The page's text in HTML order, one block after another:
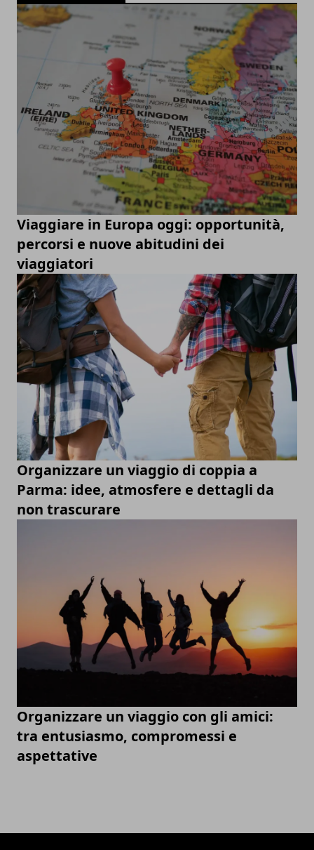
Viaggiare in Europa oggi: opportunità,
percorsi e nuove abitudini dei
viaggiatori
Organizzare un viaggio di coppia a
Parma: idee, atmosfere e dettagli da
non trascurare
Organizzare un viaggio con gli amici:
tra entusiasmo, compromessi e
aspettative